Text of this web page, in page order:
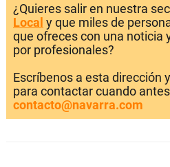
¿Quieres salir en nuestra
Local y que miles de
que ofreces con una noticia
por profesionales?
Escríbenos a esta dirección
para contactar cuando
contacto@navarra.com